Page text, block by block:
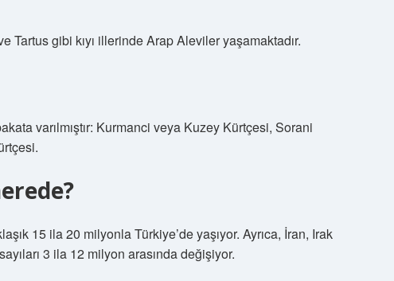
gibi kıyı illerinde Arap Aleviler yaşamaktadır.
varılmıştır: Kurmanci veya Kuzey Kürtçesi, Sorani
15 ila 20 milyonla Türkiye’de yaşıyor. Ayrıca, İran, Irak
3 ila 12 milyon arasında değişiyor.